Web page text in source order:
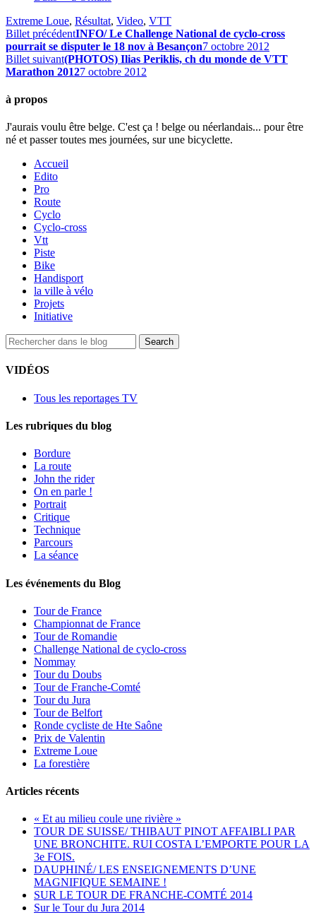
Extreme Loue, Résultat, Video, VTT
Billet précédentINFO/ Le Challenge National de cyclo-cross
pourrait se disputer le 18 nov à Besançon7 octobre 2012
Billet suivant(PHOTOS) Ilias Periklis, ch du monde de VTT
Marathon 20127 octobre 2012
à propos
J'aurais voulu être belge. C'est ça ! belge ou néerlandais... pour être
né et passer toutes mes journées, sur une bicyclette.
Accueil
Edito
Pro
Route
Cyclo
Cyclo-cross
Vtt
Piste
Bike
Handisport
la ville à vélo
Projets
Initiative
VIDÉOS
Tous les reportages TV
Les rubriques du blog
Bordure
La route
John the rider
On en parle !
Portrait
Critique
Technique
Parcours
La séance
Les événements du Blog
Tour de France
Championnat de France
Tour de Romandie
Challenge National de cyclo-cross
Nommay
Tour du Doubs
Tour de Franche-Comté
Tour du Jura
Tour de Belfort
Ronde cycliste de Hte Saône
Prix de Valentin
Extreme Loue
La forestière
Articles récents
« Et au milieu coule une rivière »
TOUR DE SUISSE/ THIBAUT PINOT AFFAIBLI PAR
UNE BRONCHITE. RUI COSTA L’EMPORTE POUR LA
3e FOIS.
DAUPHINÉ/ LES ENSEIGNEMENTS D’UNE
MAGNIFIQUE SEMAINE !
SUR LE TOUR DE FRANCHE-COMTÉ 2014
Sur le Tour du Jura 2014